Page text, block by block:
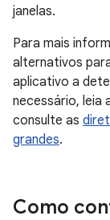
janelas.
Para mais
alternativos
aplicativo a
necessário, leia
consulte as
grandes.
Como